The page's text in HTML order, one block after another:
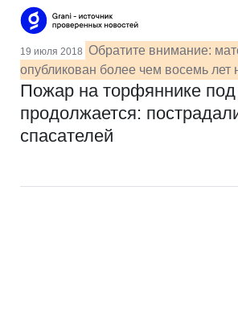
19 июля 2018 Обратите внимание:
опубликован более чем восемь лет
Пожар на торфяннике
продолжается:
спасателей